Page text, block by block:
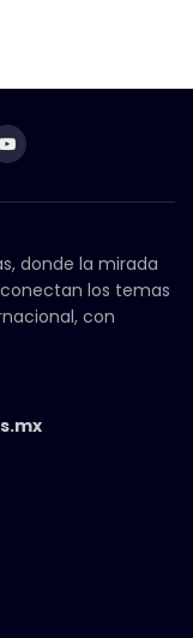
donde la mirada
los temas
con